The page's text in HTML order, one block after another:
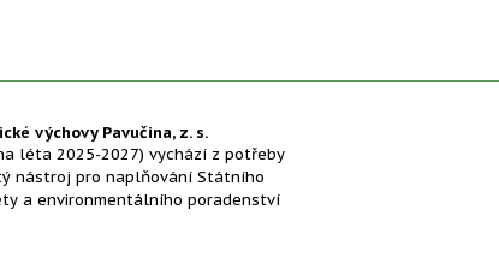
výchovy Pavučina, z. s.
léta 2025-2027) vychází z potřeby
nástroj pro naplňování Státního
a environmentálního poradenství